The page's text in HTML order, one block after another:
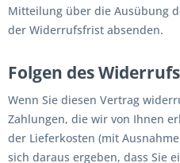
Mitteilung über die Ausübung
der Widerrufsfrist absenden.
Folgen des Widerrufs
Wenn Sie diesen Vertrag
Zahlungen, die wir von Ihnen
der Lieferkosten (mit
sich daraus ergeben, dass Sie